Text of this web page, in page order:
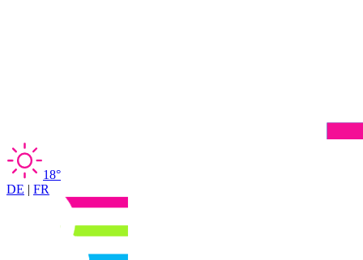
18°
DE | FR